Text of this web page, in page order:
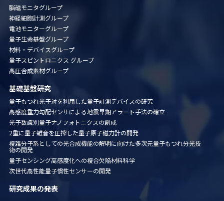
脳磁モニタグループ
神経細胞計測グループ
電池モニターグループ
量子生命基盤グループ
材料・デバイスグループ
量子スピントロニクス グループ
高圧合成素材グループ
基礎基盤研究
量子もつれ光子対を利用した量子計測デバイスの研究
高感度重力勾配センサによる地震早期アラート手法の確立
光子数識別量子ナノフォトニクスの創成
2重に量子雑音を圧搾した量子原子磁力計の開発
複雑分子系としての光合成機能の解明に向けた多次元量子もつれ分光技
術の開発
量子センシング高感度化への複合欠陥材料科学
次世代高性能量子慣性センサーの開発
研究成果の発表